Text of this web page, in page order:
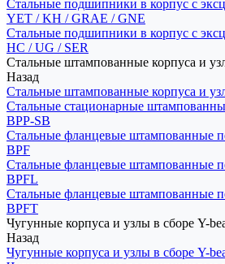
Стальные подшипники в корпус с
YET / KH / GRAE / GNE
Стальные подшипники в корпус с
HC / UG / SER
Стальные штампованные корпуса и
Назад
Стальные штампованные корпуса и
Стальные стационарные
BPP-SB
Стальные фланцевые штампованные
BPF
Стальные фланцевые штампованные
BPFL
Стальные фланцевые штампованные
BPFT
Чугунные корпуса и узлы в сборе Y-
Назад
Чугунные корпуса и узлы в сборе Y-